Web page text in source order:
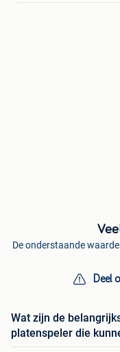
De onderstaande
Deel
Wat zijn de
platenspeler die